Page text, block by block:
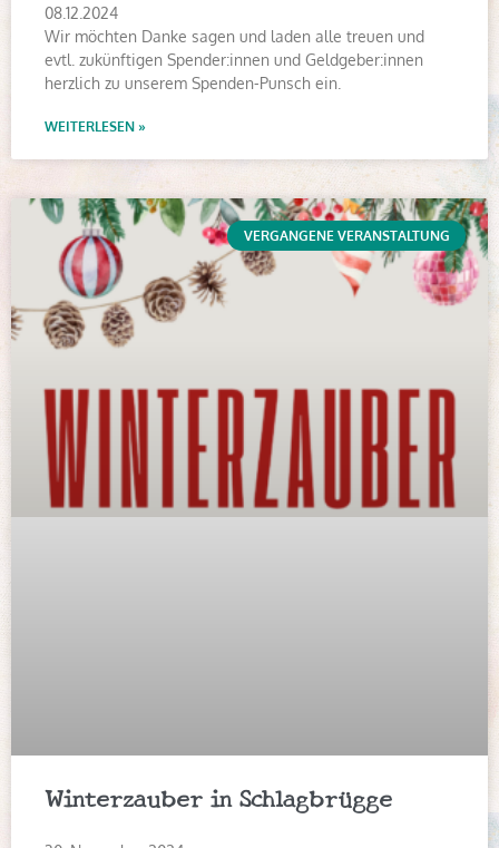
08.12.2024
Wir möchten Danke sagen und laden alle treuen und
evtl. zukünftigen Spender:innen und Geldgeber:innen
herzlich zu unserem Spenden-Punsch ein.
WEITERLESEN »
VERGANGENE VERANSTALTUNG
Winterzauber in Schlagbrügge